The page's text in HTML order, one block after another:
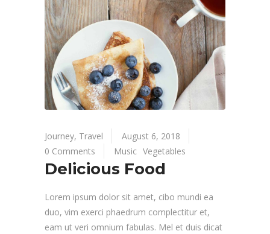
Journey, Travel
August 6, 2018
0 Comments
Music Vegetables
Delicious Food
Lorem ipsum dolor sit amet, cibo mundi ea
duo, vim exerci phaedrum complectitur et,
eam ut veri omnium fabulas. Mel et duis dicat